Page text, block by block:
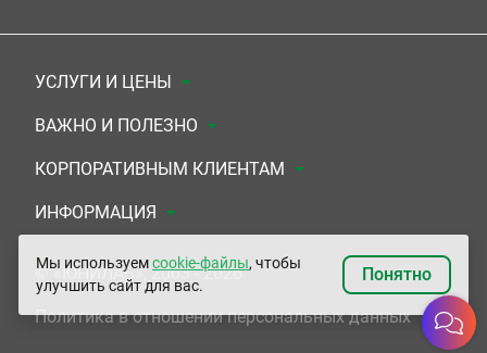
УСЛУГИ И ЦЕНЫ
Анализы
Комплексы
УЗИ
ЭКГ/Холтер/СМАД
Приемы врачей
ВАЖНО И ПОЛЕЗНО
Документы для заключения договора
Система скидок
Подарочные сертификаты
Сертификаты на комплексные программы
КОРПОРАТИВНЫМ КЛИЕНТАМ
Медицинским организациям
Прочим организациям
ИНФОРМАЦИЯ
О Компании
Контакты
© «ЮНИЛАБ», 2003 - 2026
Политика в отношении персональных данных
Мы используемcookie-файлы, чтобы
улучшить сайт для вас.
Понятно